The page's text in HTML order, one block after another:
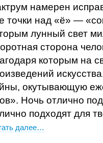
намерен
точки над «ё» —
лунный свет
сторона
которым на
окутывающую
Ночь отлично
подходят для
далее…